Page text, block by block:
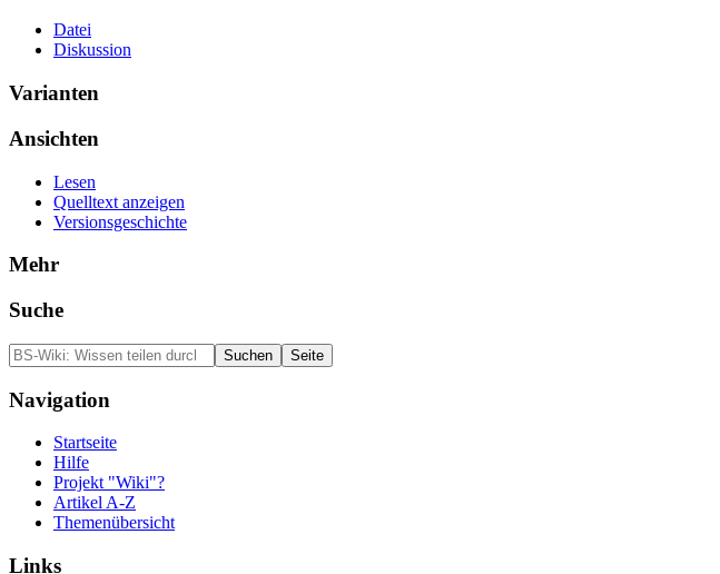
Datei
Diskussion
Varianten
Ansichten
Lesen
Quelltext anzeigen
Versionsgeschichte
Mehr
Suche
Navigation
Startseite
Hilfe
Projekt "Wiki"?
Artikel A-Z
Themenübersicht
Links